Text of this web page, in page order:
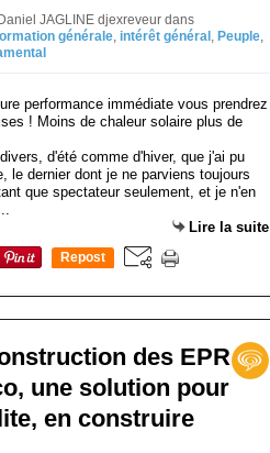
JAGLINE djexreveur dans
générale, intérêt général , Peuple,
d'été comme d'hiver, que j'ai pu
le dernier dont je ne parviens toujours
que spectateur seulement, et je n'en
Lire la suite
Repost
des EPR
une solution pour
en construire